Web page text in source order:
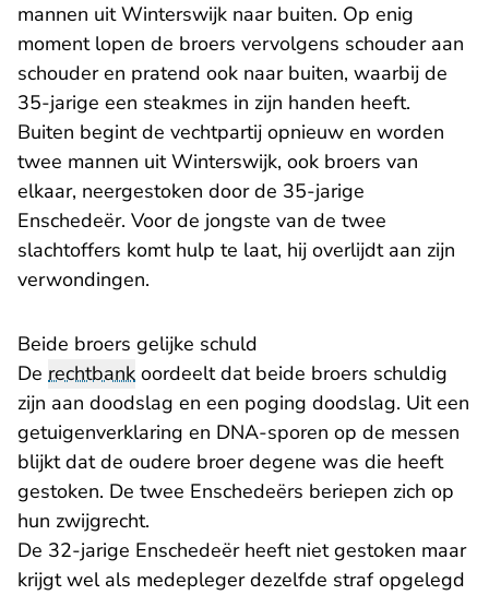
mannen uit Winterswijk naar buiten. Op enig
moment lopen de broers vervolgens schouder aan
schouder en pratend ook naar buiten, waarbij de
35-jarige een steakmes in zijn handen heeft.
Buiten begint de vechtpartij opnieuw en worden
twee mannen uit Winterswijk, ook broers van
elkaar, neergestoken door de 35-jarige
Enschedeër. Voor de jongste van de twee
slachtoffers komt hulp te laat, hij overlijdt aan zijn
verwondingen.
Beide broers gelijke schuld
De rechtbank oordeelt dat beide broers schuldig
zijn aan doodslag en een poging doodslag. Uit een
getuigenverklaring en DNA-sporen op de messen
blijkt dat de oudere broer degene was die heeft
gestoken. De twee Enschedeërs beriepen zich op
hun zwijgrecht.
De 32-jarige Enschedeër heeft niet gestoken maar
krijgt wel als medepleger dezelfde straf opgelegd